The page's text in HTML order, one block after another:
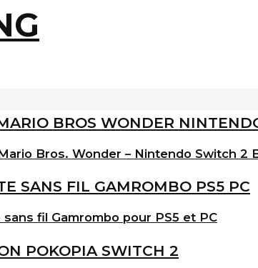
Bros. Wonder – Nintendo Switch 2
fil Gamrombo pour PS5 et PC